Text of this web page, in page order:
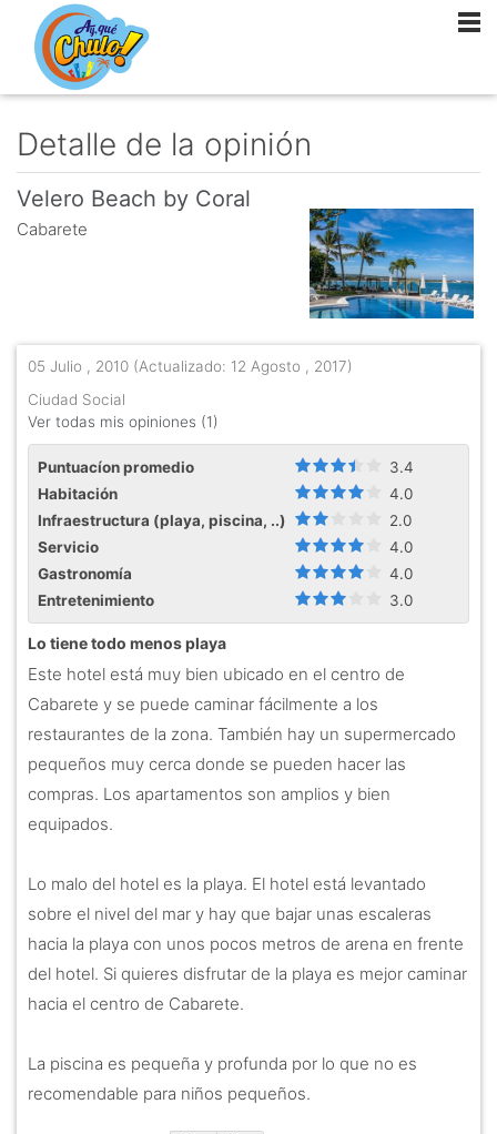
Detalle de la opinión
Velero Beach by Coral
Cabarete
05 Julio , 2010 (Actualizado: 12 Agosto , 2017)
Ciudad Social
Ver todas mis opiniones (1)
Puntuacíon promedio
3.4
Habitación
4.0
Infraestructura (playa, piscina, ..)
2.0
Servicio
4.0
Gastronomía
4.0
Entretenimiento
3.0
Lo tiene todo menos playa
Este hotel está muy bien ubicado en el centro de
Cabarete y se puede caminar fácilmente a los
restaurantes de la zona. También hay un supermercado
pequeños muy cerca donde se pueden hacer las
compras. Los apartamentos son amplios y bien
equipados.
Lo malo del hotel es la playa. El hotel está levantado
sobre el nivel del mar y hay que bajar unas escaleras
hacia la playa con unos pocos metros de arena en frente
del hotel. Si quieres disfrutar de la playa es mejor caminar
hacia el centro de Cabarete.
La piscina es pequeña y profunda por lo que no es
recomendable para niños pequeños.